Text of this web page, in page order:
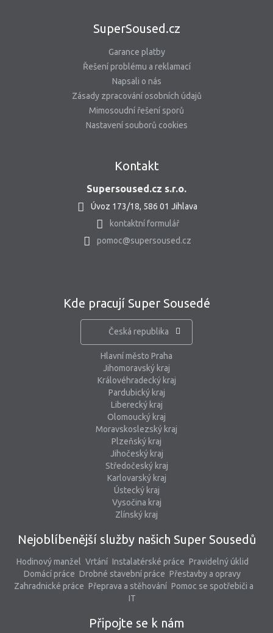
SuperSoused.cz
Garance platby
Řešení problému a reklamací
Napsali o nás
Zásady zpracování osobních údajů
Mimosoudní řešení sporů
Nastavení souborů cookies
Kontakt
Supersoused.cz s.r.o.
Úvoz 173/18, 586 01 Jihlava
kontaktní formulář
pomoc@supersoused.cz
Kde pracují Super Sousedé
Česká republika
Hlavní město Praha
Jihomoravský kraj
Královéhradecký kraj
Pardubický kraj
Liberecký kraj
Olomoucký kraj
Moravskoslezský kraj
Plzeňský kraj
Jihočeský kraj
Středočeský kraj
Karlovarský kraj
Ústecký kraj
Vysočina kraj
Zlínský kraj
Nejoblíbenější služby našich Super Sousedů
Hodinový manžel Vrtání Instalatérské práce Pravidelný úklid
Domácí práce Drobné stavební práce Přestavby a opravy
Zahradnické práce Přeprava a stěhování Pomoc se spotřebiči a
IT
Připojte se k nám